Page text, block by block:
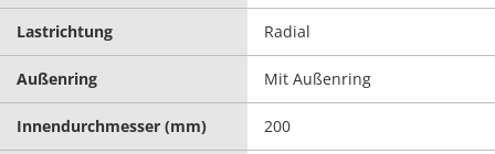
Lastrichtung Radial
Außenring Mit Außenring
Innendurchmesser (mm) 200